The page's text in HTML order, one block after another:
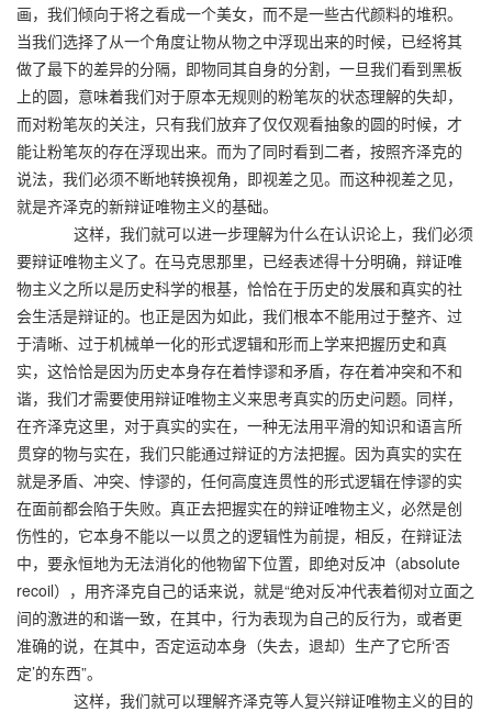
画，我们倾向于将之看成一个美女，而不是一些古代颜料的堆积。
当我们选择了从一个角度让物从物之中浮现出来的时候，已经将其
做了最下的差异的分隔，即物同其自身的分割，一旦我们看到黑板
上的圆，意味着我们对于原本无规则的粉笔灰的状态理解的失却，
而对粉笔灰的关注，只有我们放弃了仅仅观看抽象的圆的时候，才
能让粉笔灰的存在浮现出来。而为了同时看到二者，按照齐泽克的
说法，我们必须不断地转换视角，即视差之见。而这种视差之见，
就是齐泽克的新辩证唯物主义的基础。
这样，我们就可以进一步理解为什么在认识论上，我们必须
要辩证唯物主义了。在马克思那里，已经表述得十分明确，辩证唯
物主义之所以是历史科学的根基，恰恰在于历史的发展和真实的社
会生活是辩证的。也正是因为如此，我们根本不能用过于整齐、过
于清晰、过于机械单一化的形式逻辑和形而上学来把握历史和真
实，这恰恰是因为历史本身存在着悖谬和矛盾，存在着冲突和不和
谐，我们才需要使用辩证唯物主义来思考真实的历史问题。同样，
在齐泽克这里，对于真实的实在，一种无法用平滑的知识和语言所
贯穿的物与实在，我们只能通过辩证的方法把握。因为真实的实在
就是矛盾、冲突、悖谬的，任何高度连贯性的形式逻辑在悖谬的实
在面前都会陷于失败。真正去把握实在的辩证唯物主义，必然是创
伤性的，它本身不能以一以贯之的逻辑性为前提，相反，在辩证法
中，要永恒地为无法消化的他物留下位置，即绝对反冲（absolute
recoil），用齐泽克自己的话来说，就是“绝对反冲代表着彻对立面之
间的激进的和谐一致，在其中，行为表现为自己的反行为，或者更
准确的说，在其中，否定运动本身（失去，退却）生产了它所‘否
定’的东西”。
这样，我们就可以理解齐泽克等人复兴辩证唯物主义的目的